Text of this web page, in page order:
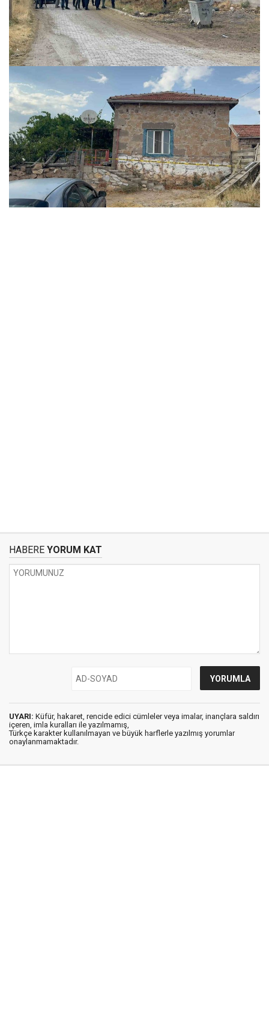
HABERE YORUM KAT
UYARI: Küfür, hakaret, rencide edici cümleler veya imalar, inançlara saldırı
içeren, imla kuralları ile yazılmamış,
Türkçe karakter kullanılmayan ve büyük harflerle yazılmış yorumlar
onaylanmamaktadır.